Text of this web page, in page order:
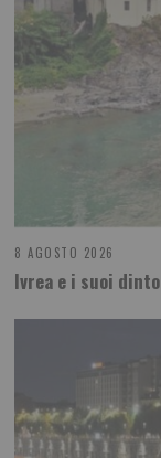
8 AGOSTO 2026
Ivrea e i suoi